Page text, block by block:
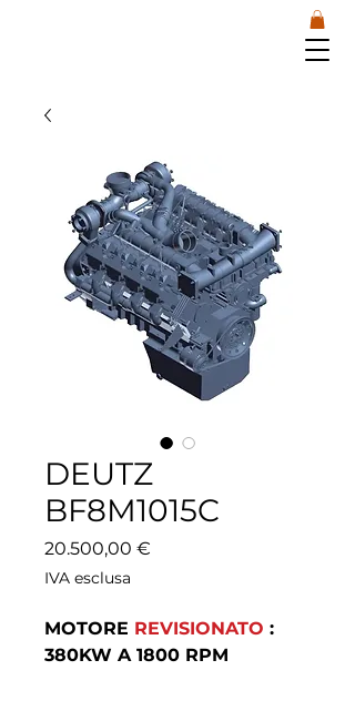
DEUTZ
BF8M1015C
20.500,00 €
IVA esclusa
MOTORE REVISIONATO :
380KW A 1800 RPM